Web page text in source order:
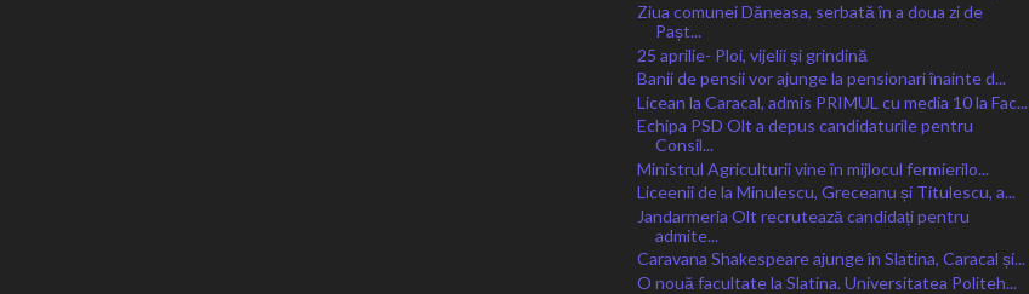
Ziua comunei Dăneasa, serbată în a doua zi de
Pașt...
25 aprilie- Ploi, vijelii și grindină
Banii de pensii vor ajunge la pensionari înainte d...
Licean la Caracal, admis PRIMUL cu media 10 la Fac...
Echipa PSD Olt a depus candidaturile pentru
Consil...
Ministrul Agriculturii vine în mijlocul fermierilo...
Liceenii de la Minulescu, Greceanu și Titulescu, a...
Jandarmeria Olt recrutează candidați pentru
admite...
Caravana Shakespeare ajunge în Slatina, Caracal și...
O nouă facultate la Slatina. Universitatea Politeh...